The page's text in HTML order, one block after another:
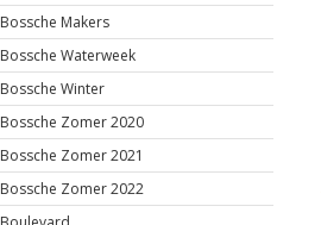
Bossche Makers
Bossche Waterweek
Bossche Winter
Bossche Zomer 2020
Bossche Zomer 2021
Bossche Zomer 2022